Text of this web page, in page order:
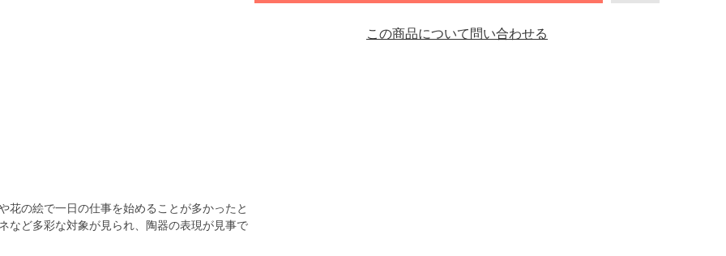
花の絵で一日の仕事を始めることが多かったと
など多彩な対象が見られ、陶器の表現が見事で
この商品について問い合わせる